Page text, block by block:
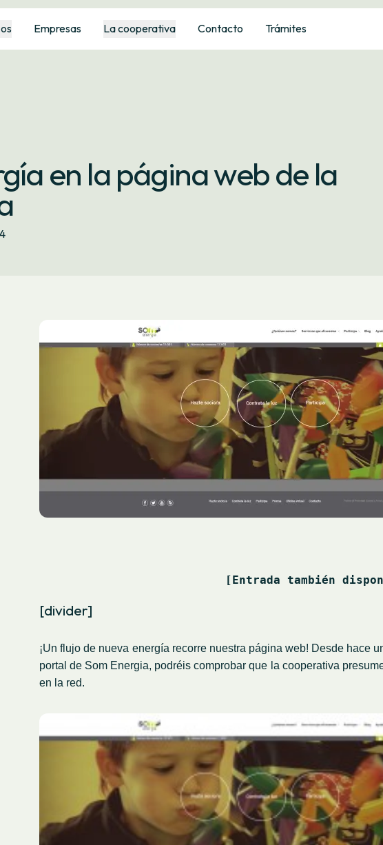
Empresas La cooperativa Contacto Trámites
en la página web de la
[Entrada también
[divider]
¡Un flujo de nueva energía recorre nuestra página web! Desde hace
portal de Som Energia, podréis comprobar que la cooperativa
en la red.